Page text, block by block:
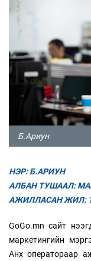
Б.Ариун
НЭР: Б.АРИУН
АЛБАН ТУШААЛ:
АЖИЛЛАСАН ЖИЛ:
GoGo.mn сайт
маркетингийн
Анх оператораар